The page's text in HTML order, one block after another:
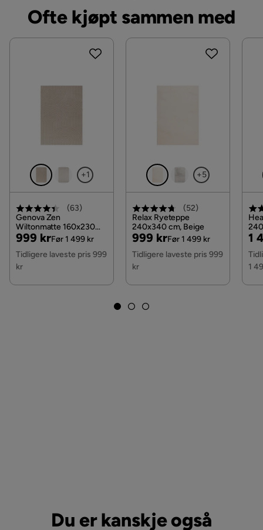
Ofte kjøpt sammen med
+1
(63)
Genova Zen
Wiltonmatte 160x230
cm Rektangulær, Lin
Pris
999 kr
Original
Pris
Før 1 499 kr
Tidligere laveste pris 999
kr
+5
(52)
Relax Ryeteppe
240x340 cm, Beige
Pris
999 kr
Original
Pris
Før 1 499 kr
Tidligere laveste pris 999
kr
1
1
Du er kanskje også